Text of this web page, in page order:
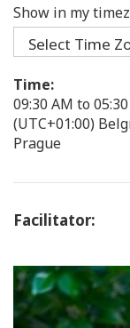
Show in my
Time:
09:30 AM to
(UTC+01:00)
Prague
Facilitator: